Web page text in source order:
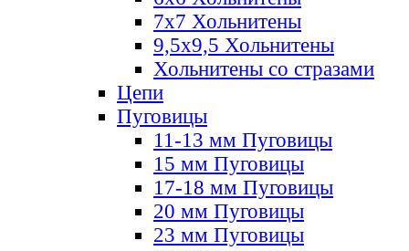
7х7 Хольнитены
9,5х9,5 Хольнитены
Хольнитены со стразами
Цепи
Пуговицы
11-13 мм Пуговицы
15 мм Пуговицы
17-18 мм Пуговицы
20 мм Пуговицы
23 мм Пуговицы